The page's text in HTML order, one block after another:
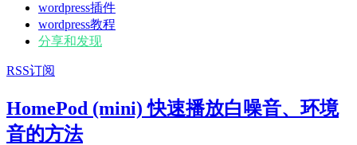
wordpress插件
wordpress教程
分享和发现
RSS订阅
HomePod (mini) 快速播放白噪音、环境
音的方法